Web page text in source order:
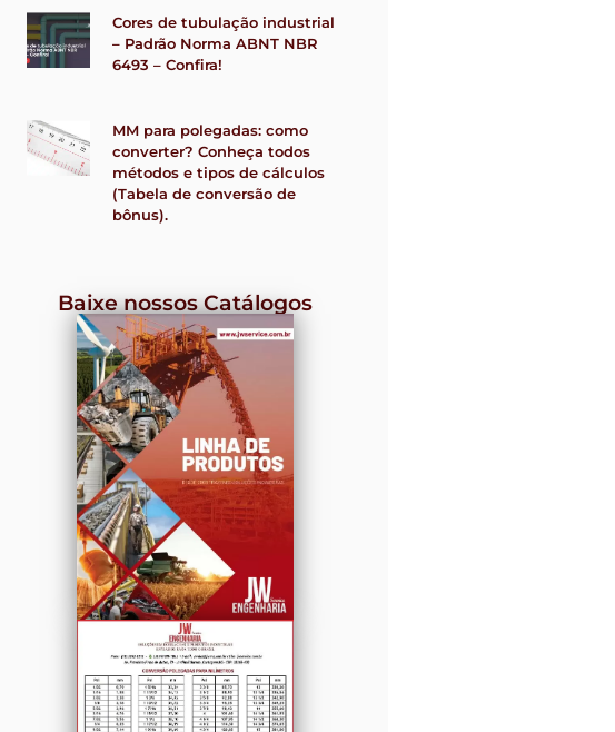
Cores de tubulação industrial
– Padrão Norma ABNT NBR
6493 – Confira!
MM para polegadas: como
converter? Conheça todos
métodos e tipos de cálculos
(Tabela de conversão de
bônus).
Baixe nossos Catálogos